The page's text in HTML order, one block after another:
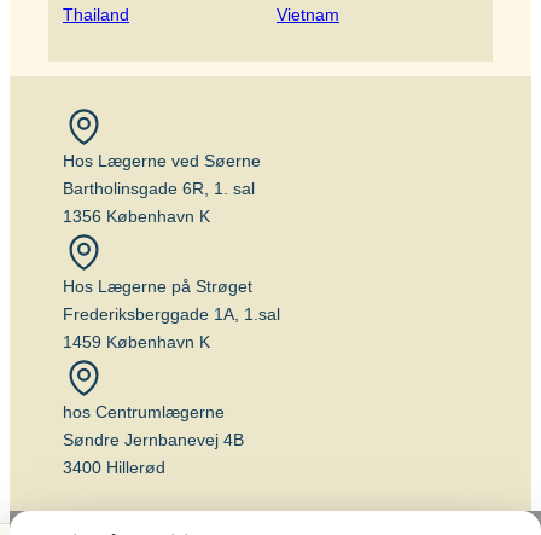
Thailand Vietnam
Hos Lægerne ved Søerne
Bartholinsgade 6R, 1. sal
1356 København K
Hos Lægerne på Strøget
Frederiksberggade 1A, 1.sal
1459 København K
hos Centrumlægerne
Søndre Jernbanevej 4B
3400 Hillerød